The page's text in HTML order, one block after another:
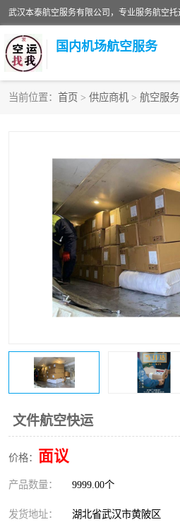
国内机场航空服务
当前位置： 首页 > 供应商机 > 航空服务
文件航空快运
价格： 面议
产品数量： 9999.00个
发货地址： 湖北省武汉市黄陂区